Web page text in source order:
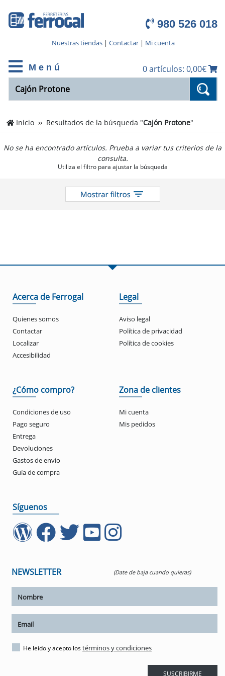
980 526 018
Nuestras tiendas| Contactar| Mi cuenta
M e n ú 0 artículos: 0,00€
Inicio Resultados de la búsqueda "Cajón Protone"
No se ha encontrado artículos. Prueba a variar tus criterios de la
consulta.
Utiliza el filtro para ajustar la búsqueda
Acerca de Ferrogal
Quienes somos
Contactar
Localizar
Accesibilidad
Legal
Aviso legal
Política de privacidad
Política de cookies
¿Cómo compro?
Condiciones de uso
Pago seguro
Entrega
Devoluciones
Gastos de envío
Guía de compra
Zona de clientes
Mi cuenta
Mis pedidos
Síguenos
NEWSLETTER (Date de baja cuando quieras)
He leído y acepto lostérminos y condiciones
SUSCRIBIRME
tamaño del texto
del texto
espaciado del texto